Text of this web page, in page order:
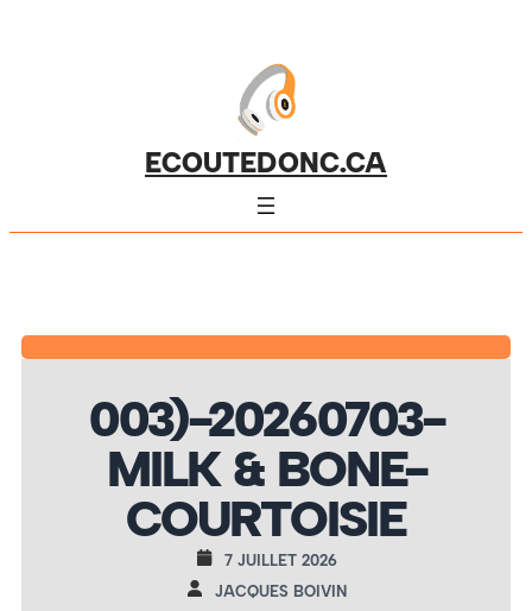
ECOUTEDONC.CA
003)-20260703-
MILK & BONE-
COURTOISIE
7 JUILLET 2026
JACQUES BOIVIN